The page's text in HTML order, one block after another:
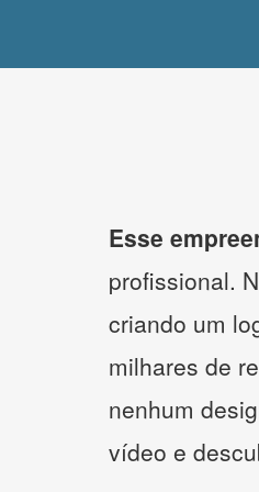
Esse
profissional.
criando um
milhares de
nenhum
vídeo e